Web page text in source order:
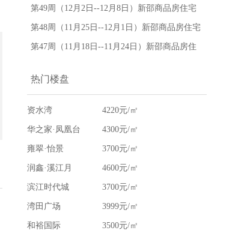
地产网
网签成交31套，新邵房价为3977元/㎡-新邵县
房地产网
第49周（12月2日--12月8日）新邵商品房住宅
网签成交17套，新邵房价为3950元/㎡-新邵县
房地产网
第48周（11月25日--12月1日）新邵商品房住宅
网签成交28套，新邵房价为4051元/㎡-新邵县
第47周（11月18日--11月24日）新邵商品房住
县房地产网
热门楼盘
资水湾 4220元/㎡
华之家·凤凰台 4300元/㎡
雍翠·怡景 3700元/㎡
润鑫·溪江月 4600元/㎡
滨江时代城 3700元/㎡
湾田广场 3999元/㎡
和裕国际 3500元/㎡